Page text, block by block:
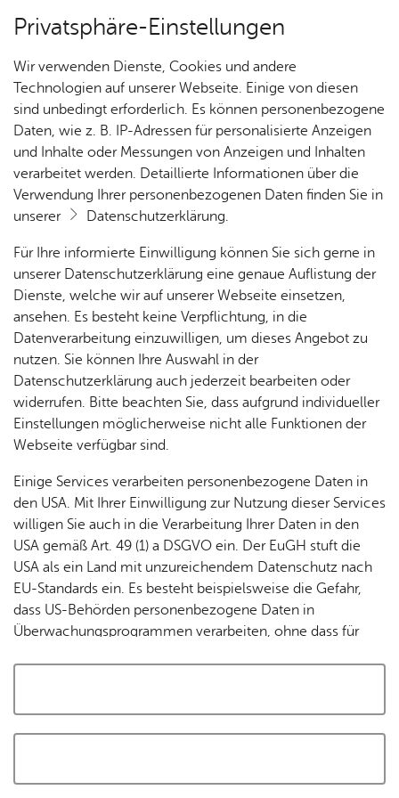
Kartenansicht
Cookie-Hinweis
Zum Laden dieser Karte wird eine Verbindung zu externen
Servern hergestellt. Diese verwenden Cookies und andere
Tracking-Technologien, um die Bedienung zu
personalisieren und zu verbessern. Weitere Informationen
finden Sie in unsererDatenschutzerklärung
Cookies akzeptieren und Karte laden
Privatsphäre-Einstellungen
Wir verwenden Dienste, Cookies und andere
Technologien auf unserer Webseite. Einige von diesen
sind unbedingt erforderlich. Es können personenbezogene
Daten, wie z. B. IP-Adressen für personalisierte Anzeigen
und Inhalte oder Messungen von Anzeigen und Inhalten
verarbeitet werden. Detaillierte Informationen über die
Verwendung Ihrer personenbezogenen Daten finden Sie in
unserer
Datenschutzerklärung.
Für Ihre informierte Einwilligung können Sie sich gerne in
unserer Datenschutzerklärung eine genaue Auflistung der
Dienste, welche wir auf unserer Webseite einsetzen,
ansehen. Es besteht keine Verpflichtung, in die
Datenverarbeitung einzuwilligen, um dieses Angebot zu
nutzen. Sie können Ihre Auswahl in der
Datenschutzerklärung auch jederzeit bearbeiten oder
widerrufen. Bitte beachten Sie, dass aufgrund individueller
Einstellungen möglicherweise nicht alle Funktionen der
Webseite verfügbar sind.
Einige Services verarbeiten personenbezogene Daten in
den USA. Mit Ihrer Einwilligung zur Nutzung dieser Services
willigen Sie auch in die Verarbeitung Ihrer Daten in den
USA gemäß Art. 49 (1) a DSGVO ein. Der EuGH stuft die
USA als ein Land mit unzureichendem Datenschutz nach
EU-Standards ein. Es besteht beispielsweise die Gefahr,
dass US-Behörden personenbezogene Daten in
Überwachungsprogrammen verarbeiten, ohne dass für